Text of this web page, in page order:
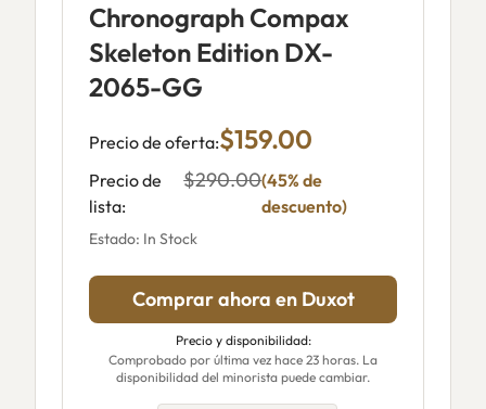
Chronograph Compax
Skeleton Edition DX-
2065-GG
Precio de oferta:$159.00
Precio de
lista:
$290.00(45% de
descuento)
Estado: In Stock
Comprar ahora en Duxot
Precio y disponibilidad:
Comprobado por última vez hace 23 horas. La
disponibilidad del minorista puede cambiar.